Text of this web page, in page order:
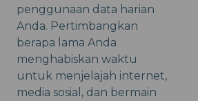
penggunaan data harian
Anda. Pertimbangkan
berapa lama Anda
menghabiskan waktu
untuk menjelajah internet,
media sosial, dan bermain